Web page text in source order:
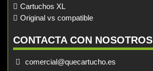
Cartuchos XL
Original vs compatible
CONTACTA CON NOSOTROS
comercial@quecartucho.es